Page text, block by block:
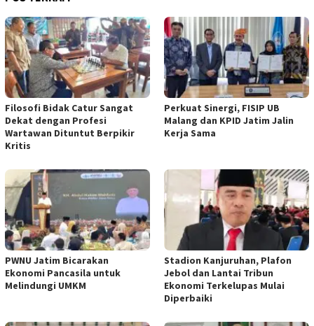
Filosofi Bidak Catur Sangat
Dekat dengan Profesi
Wartawan Dituntut Berpikir
Kritis
Perkuat Sinergi, FISIP UB
Malang dan KPID Jatim Jalin
Kerja Sama
PWNU Jatim Bicarakan
Ekonomi Pancasila untuk
Melindungi UMKM
Stadion Kanjuruhan, Plafon
Jebol dan Lantai Tribun
Ekonomi Terkelupas Mulai
Diperbaiki